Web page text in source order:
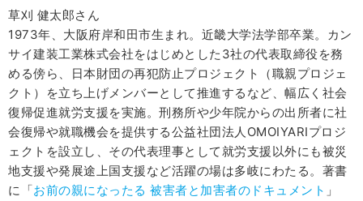
草刈 健太郎さん
1973年、大阪府岸和田市生まれ。近畿大学法学部卒業。カン
サイ建装工業株式会社をはじめとした3社の代表取締役を務
める傍ら、日本財団の再犯防止プロジェクト（職親プロジェ
クト）を立ち上げメンバーとして推進するなど、幅広く社会
復帰促進就労支援を実施。刑務所や少年院からの出所者に社
会復帰や就職機会を提供する公益社団法人OMOIYARIプロジ
ェクトを設立し、その代表理事として就労支援以外にも被災
地支援や発展途上国支援など活躍の場は多岐にわたる。著書
に「お前の親になったる 被害者と加害者のドキュメント 」